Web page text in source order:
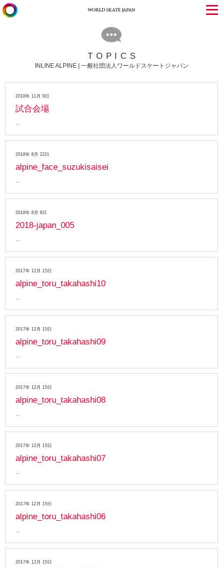
TOPICS
INLINE ALPINE | 一般社団法人ワールドスケートジャパン
2018年 11月 9日
試合会場
2018年 8月 22日
alpine_face_suzukisaisei
2018年 8月 8日
2018-japan_005
2017年 12月 15日
alpine_toru_takahashi10
2017年 12月 15日
alpine_toru_takahashi09
2017年 12月 15日
alpine_toru_takahashi08
2017年 12月 15日
alpine_toru_takahashi07
2017年 12月 15日
alpine_toru_takahashi06
2017年 12月 15日